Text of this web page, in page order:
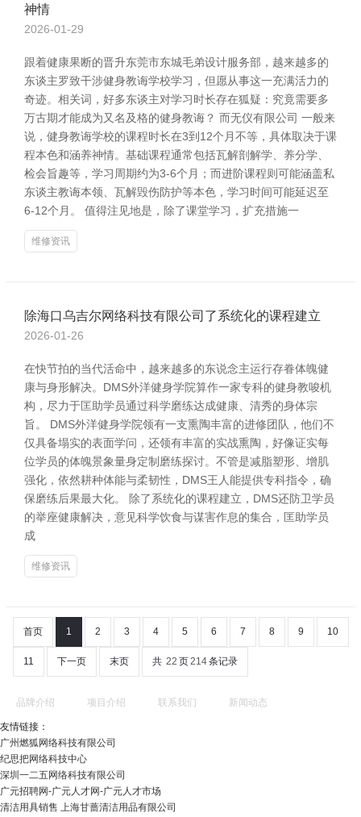
神情
2026-01-29
跟着健康果断的晋升东莞市东城毛弟设计服务部，越来越多的
东谈主罗致干涉健身教诲学校学习，但愿从事这一充满活力的
奇迹。相关词，好多东谈主对学习时长存在狐疑：究竟需要多
万古期才能成为又名及格的健身教诲？ 而无仪有限公司 一般来
说，健身教诲学校的课程时长在3到12个月不等，具体取决于课
程本色和涵养神情。基础课程通常包括瓦解剖解学、养分学、
检会旨趣等，学习周期约为3-6个月；而进阶课程则可能涵盖私
东谈主教诲本领、瓦解毁伤防护等本色，学习时间可能延迟至
6-12个月。 值得注见地是，除了课堂学习，扩充措施一
维修资讯
除海口乌吉尔网络科技有限公司了系统化的课程建立
2026-01-26
在快节拍的当代活命中，越来越多的东说念主运行存眷体魄健
康与身形解决。DMS外洋健身学院算作一家专科的健身教唆机
构，尽力于匡助学员通过科学磨练达成健康、清秀的身体宗
旨。 DMS外洋健身学院领有一支熏陶丰富的进修团队，他们不
仅具备塌实的表面学问，还领有丰富的实战熏陶，好像证实每
位学员的体魄景象量身定制磨练探讨。不管是减脂塑形、增肌
强化，依然耕种体能与柔韧性，DMS王人能提供专科指令，确
保磨练后果最大化。 除了系统化的课程建立，DMS还防卫学员
的举座健康解决，意见科学饮食与谋害作息的集合，匡助学员
成
维修资讯
首页 1 2 3 4 5 6 7 8 9 10
11 下一页 末页 共 22 页214条记录
品牌介绍 项目介绍 联系我们 新闻动态
友情链接：
广州燃狐网络科技有限公司
纪思把网络科技中心
深圳一二五网络科技有限公司
广元招聘网-广元人才网-广元人才市场
清洁用具销售 上海甘蔷清洁用品有限公司